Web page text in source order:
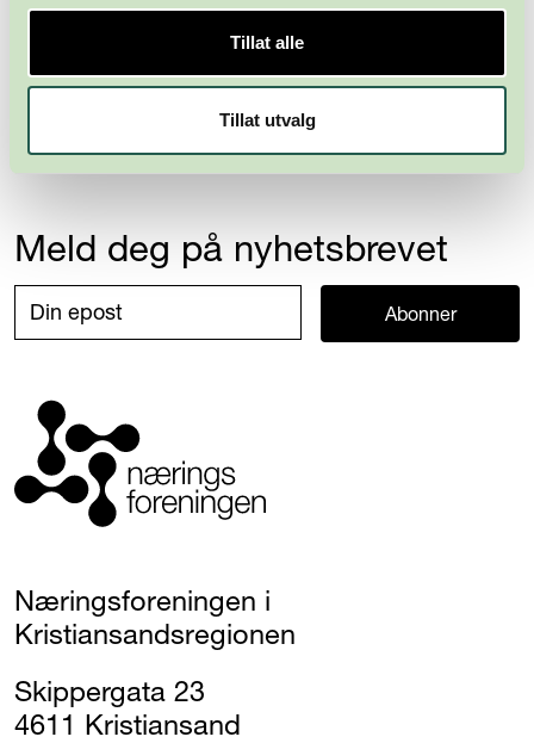
Tillat alle
Tillat utvalg
Meld deg på nyhetsbrevet
Abonner
Næringsforeningen i
Kristiansandsregionen
Skippergata 23
4611 Kristiansand